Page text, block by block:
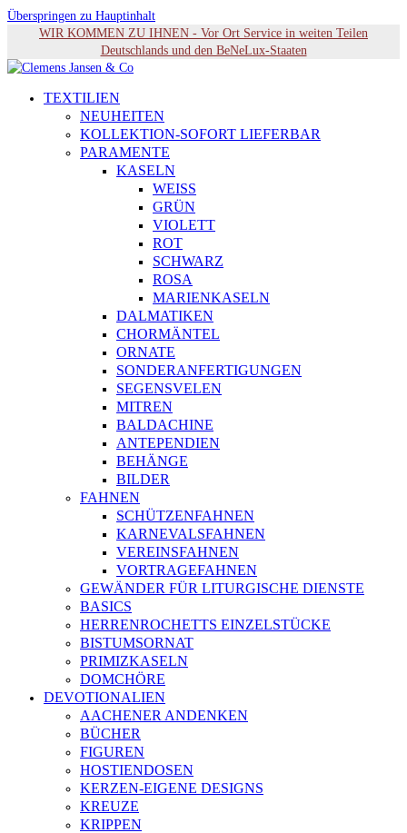
Überspringen zu Hauptinhalt
WIR KOMMEN ZU IHNEN - Vor Ort Service in weiten Teilen
Deutschlands und den BeNeLux-Staaten
TEXTILIEN
NEUHEITEN
KOLLEKTION-SOFORT LIEFERBAR
PARAMENTE
KASELN
WEISS
GRÜN
VIOLETT
ROT
SCHWARZ
ROSA
MARIENKASELN
DALMATIKEN
CHORMÄNTEL
ORNATE
SONDERANFERTIGUNGEN
SEGENSVELEN
MITREN
BALDACHINE
ANTEPENDIEN
BEHÄNGE
BILDER
FAHNEN
SCHÜTZENFAHNEN
KARNEVALSFAHNEN
VEREINSFAHNEN
VORTRAGEFAHNEN
GEWÄNDER FÜR LITURGISCHE DIENSTE
BASICS
HERRENROCHETTS EINZELSTÜCKE
BISTUMSORNAT
PRIMIZKASELN
DOMCHÖRE
DEVOTIONALIEN
AACHENER ANDENKEN
BÜCHER
FIGUREN
HOSTIENDOSEN
KERZEN-EIGENE DESIGNS
KREUZE
KRIPPEN